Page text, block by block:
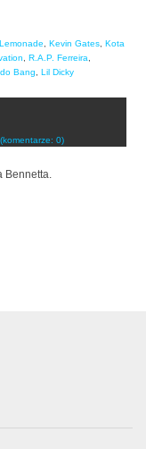
, Kevin Gates, Kota
, R.A.P. Ferreira,
Bang, Lil Dicky
(komentarze: 0)
Bennetta.